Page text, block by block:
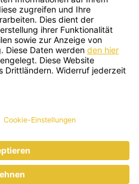
GMBH
Österreich